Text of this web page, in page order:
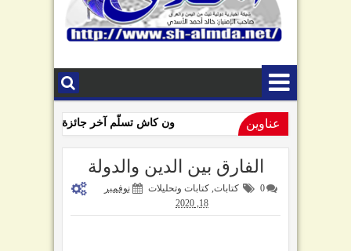
عناوين
ون كاش تسلّم آخر جائزة للفائزين
09:01 AM
الفارق بين الدين والدولة
0 كتابات, كتابات وتحليلات
نوفمبر
18, 2020